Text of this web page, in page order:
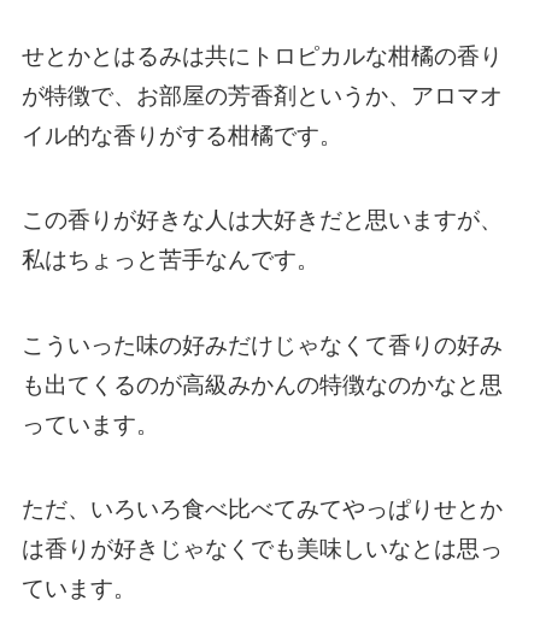
せとかとはるみは共にトロピカルな柑橘の香り
が特徴で、お部屋の芳香剤というか、アロマオ
イル的な香りがする柑橘です。
この香りが好きな人は大好きだと思いますが、
私はちょっと苦手なんです。
こういった味の好みだけじゃなくて香りの好み
も出てくるのが高級みかんの特徴なのかなと思
っています。
ただ、いろいろ食べ比べてみてやっぱりせとか
は香りが好きじゃなくでも美味しいなとは思っ
ています。